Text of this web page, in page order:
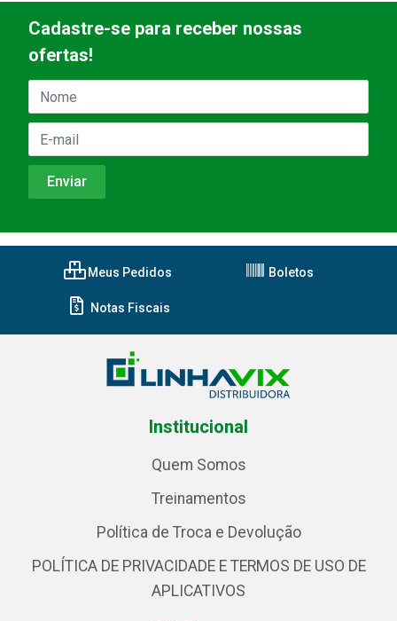
Cadastre-se para receber nossas
ofertas!
Meus Pedidos Boletos
Notas Fiscais
Institucional
Quem Somos
Treinamentos
Política de Troca e Devolução
POLÍTICA DE PRIVACIDADE E TERMOS DE USO DE
APLICATIVOS